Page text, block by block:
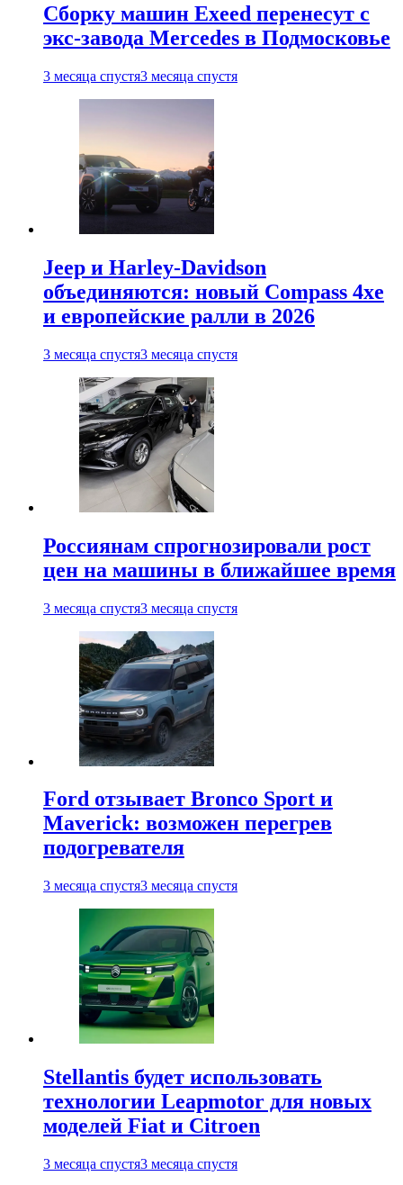
Сборку машин Exeed перенесут с
экс-завода Mercedes в Подмосковье
3 месяца спустя3 месяца спустя
Jeep и Harley-Davidson
объединяются: новый Compass 4xe
и европейские ралли в 2026
3 месяца спустя3 месяца спустя
Россиянам спрогнозировали рост
цен на машины в ближайшее время
3 месяца спустя3 месяца спустя
Ford отзывает Bronco Sport и
Maverick: возможен перегрев
подогревателя
3 месяца спустя3 месяца спустя
Stellantis будет использовать
технологии Leapmotor для новых
моделей Fiat и Citroen
3 месяца спустя3 месяца спустя